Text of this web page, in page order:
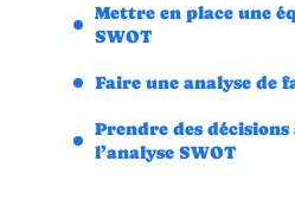
Mettre en place une
SWOT
Faire une analyse de
Prendre des
l’analyse SWOT